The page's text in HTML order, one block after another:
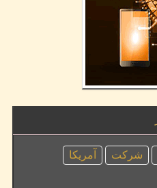
شركت
آمریكا